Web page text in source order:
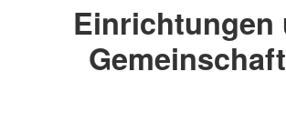
Einrichtungen